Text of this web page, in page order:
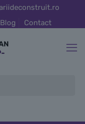
Blog Contact